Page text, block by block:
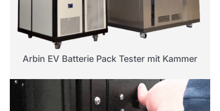
Arbin EV Batterie Pack Tester mit Kammer